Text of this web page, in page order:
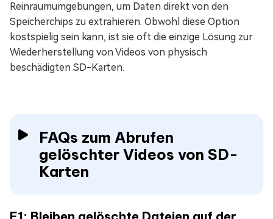
Reinraumumgebungen, um Daten direkt von den
Speicherchips zu extrahieren. Obwohl diese Option
kostspielig sein kann, ist sie oft die einzige Lösung zur
Wiederherstellung von Videos von physisch
beschädigten SD-Karten.
FAQs zum Abrufen
gelöschter Videos von SD-
Karten